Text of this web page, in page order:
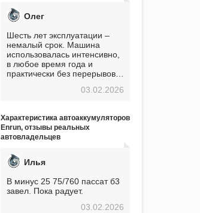
вложение, избавляющее от
головной боли, связанной с
АКБ. Подтверждаю
Олег
Шесть лет эксплуатации –
немалый срок. Машина
использовалась интенсивно,
в любое время года и
практически без перерывов.
экстремальные морозы,
прогревался, чтобы избежать
проблем. И тем не менее, за
весь период использования
связанной с аккумулятором.
Прекрасный аккумулятор!
Недавно установил новый
АКОМ + EFB 75. Судя по
характеристикам, он даже
превосходит предыдущую
03.02.2026
Характеристика автоаккумуляторов
Enrun, отзывы реальных
автовладельцев
Илья
В минус 25 75/760 пассат б3
завел. Пока радует.
03.02.2026